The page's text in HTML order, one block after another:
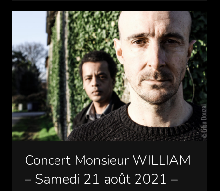
Concert Monsieur WILLIAM
– Samedi 21 août 2021 –